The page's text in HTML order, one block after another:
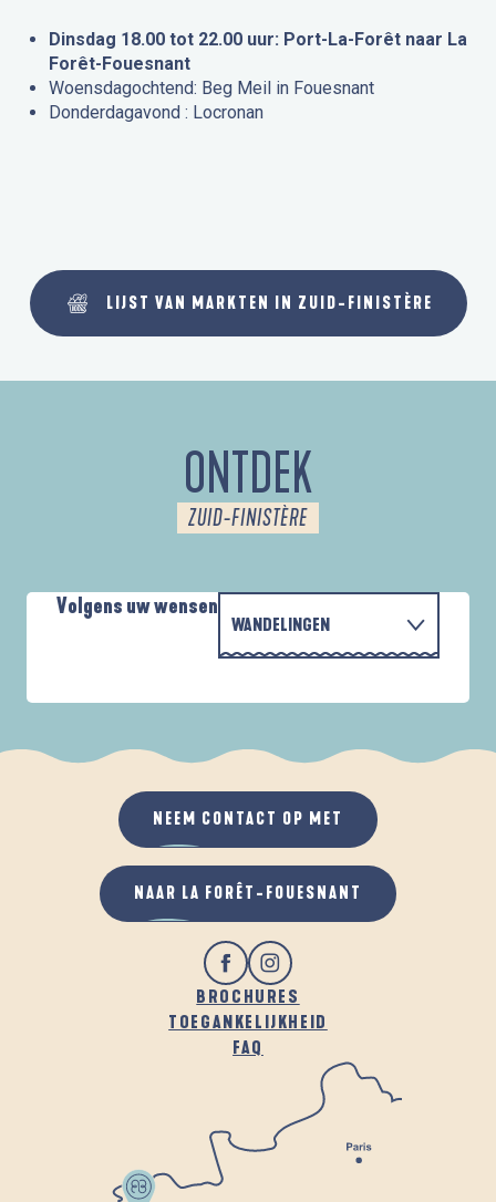
Dinsdag 18.00 tot 22.00 uur: Port-La-Forêt naar La
Forêt-Fouesnant
Woensdagochtend: Beg Meil in Fouesnant
Donderdagavond : Locronan
LIJST VAN MARKTEN IN ZUID-FINISTÈRE
ONTDEK
ZUID-FINISTÈRE
Volgens uw wensen
WANDELINGEN
ALS HET REGENT
IN DE FRISSE LUCHT
BROCHURES
TOEGANKELIJKHEID
FAQ
NEEM CONTACT OP MET
NAAR LA FORÊT-FOUESNANT